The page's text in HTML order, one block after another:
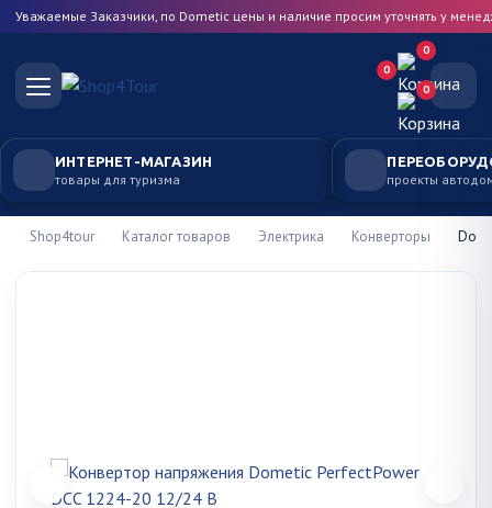
Уважаемые Заказчики, по Dometic цены и наличие просим уточнять у
0
0
0
ИНТЕРНЕТ-МАГАЗИН
товары для туризма проекты
Shop4tour Каталог товаров Электрика Конверторы